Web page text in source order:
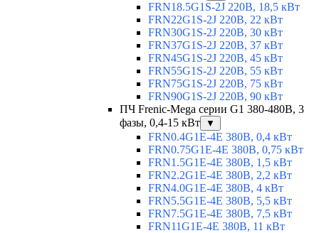
FRN18.5G1S-2J 220В, 18,5 кВт
FRN22G1S-2J 220В, 22 кВт
FRN30G1S-2J 220В, 30 кВт
FRN37G1S-2J 220В, 37 кВт
FRN45G1S-2J 220В, 45 кВт
FRN55G1S-2J 220В, 55 кВт
FRN75G1S-2J 220В, 75 кВт
FRN90G1S-2J 220В, 90 кВт
ПЧ Frenic-Mega серии G1 380-480В, 3
фазы, 0,4-15 кВт
▼
FRN0.4G1E-4E 380В, 0,4 кВт
FRN0.75G1E-4E 380В, 0,75 кВт
FRN1.5G1E-4E 380В, 1,5 кВт
FRN2.2G1E-4E 380В, 2,2 кВт
FRN4.0G1E-4E 380В, 4 кВт
FRN5.5G1E-4E 380В, 5,5 кВт
FRN7.5G1E-4E 380В, 7,5 кВт
FRN11G1E-4E 380В, 11 кВт